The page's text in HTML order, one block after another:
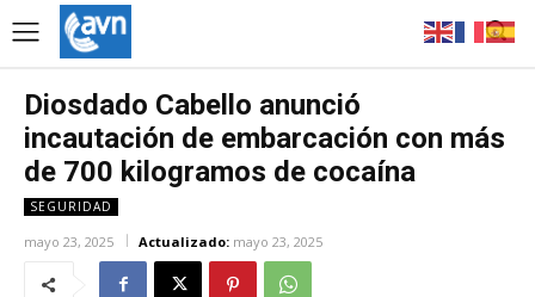
Diosdado Cabello anunció
incautación de embarcación con más
de 700 kilogramos de cocaína
SEGURIDAD
mayo 23, 2025 Actualizado: mayo 23, 2025